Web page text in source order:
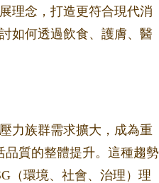
理念，打造更符合現代消
如何透過飲食、護膚、醫
力族群需求擴大，成為重
質的整體提升。這種趨勢
（環境、社會、治理）理